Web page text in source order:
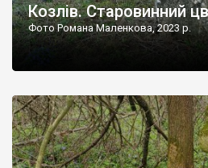
Козлів. Старовинний
Фото Романа Маленкова, 2023 р.